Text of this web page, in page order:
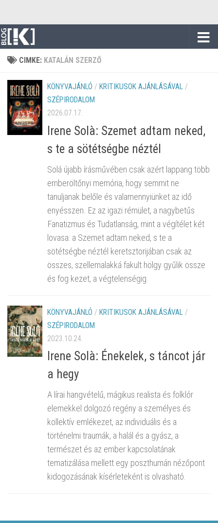
CIMKE: KATALÁN SZERZŐ
KÖNYVAJÁNLÓ / KRITIKUSOK AJÁNLÁSÁVAL /
SZÉPIRODALOM
2026.07.17.
Irene Solà: Szemet adtam neked,
s te a sötétségbe néztél
Solá újabb írásművében csak azért lappang több
emberöltőnyi memória, hogy semmit ne
tanuljanak belőle és valamennyiünket az idő
enyésszen. Ez az igazi rémület, a nagybetűs
Fanatizmus és Tudatlanság, mint a végítélet két
lovasa: a Szemet adtam neked, s te a
sötétségbe néztél keretsztorijában csak az
összes, szellemalakká fakult hölgy gyűlik össze
és fog kezet, a végtelenségig.
KÖNYVAJÁNLÓ / KRITIKUSOK AJÁNLÁSÁVAL /
SZÉPIRODALOM
2023.10.24.
Irene Solà: Énekelek, s táncot jár
a hegy
A lírai hangvételű, mágikus realista és folklór
elemekkel dolgozó regény a személyes és
kollektív emlékezet, az individuális és a
történelmi traumák, a halál és a gyász, a
természet és az ember kapcsolatának
tematizálása mellett egy poszthumán nézőpont
kidogozásának kísérleteként is olvasható.